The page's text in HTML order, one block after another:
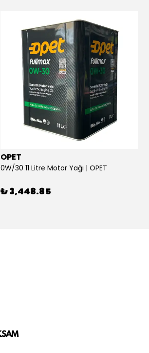
OPET
0W/30 11 Litre Motor Yağı | OPET
₺ 3,448.85